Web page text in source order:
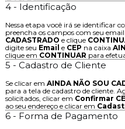
4 - Identificação
Nessa etapa você irá se identificar
preencha os campos com seu
CADASTRADO e clique
digite seu Email e CEP na caixa
clique em CONTINUAR para
5 - Cadastro de Cliente
Se clicar em AINDA NÃO SOU
para a tela de cadastro de cliente.
solicitados, clicar em Confirmar
ao seu endereço e clicar em
6 - Forma de Pagamento